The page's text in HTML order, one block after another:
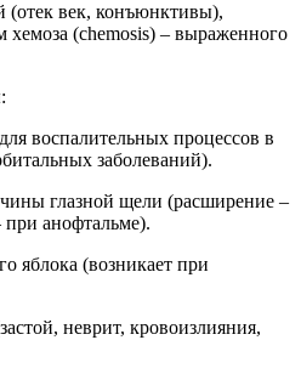
(отек век, конъюнктивы),
(chemosis) – выраженного
воспалительных процессов в
заболеваний).
глазной щели (расширение –
при анофтальме).
яблока (возникает при
неврит, кровоизлияния,